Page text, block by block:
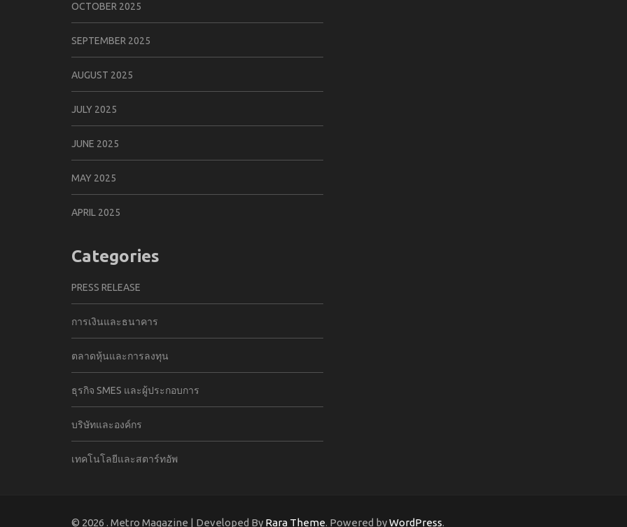
OCTOBER 2025
SEPTEMBER 2025
AUGUST 2025
JULY 2025
JUNE 2025
MAY 2025
APRIL 2025
Categories
PRESS RELEASE
การเงินและธนาคาร
ตลาดหุ้นและการลงทุน
ธุรกิจ SMES และผู้ประกอบการ
บริษัทและองค์กร
เทคโนโลยีและสตาร์ทอัพ
© 2026 . Metro Magazine | Developed By Rara Theme. Powered byWordPress.